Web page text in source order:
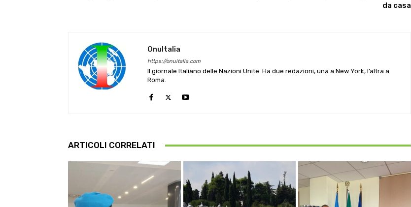
da casa
OnuItalia
https://onuitalia.com
Il giornale Italiano delle Nazioni Unite. Ha due redazioni, una a New York, l’altra a
Roma.
ARTICOLI CORRELATI